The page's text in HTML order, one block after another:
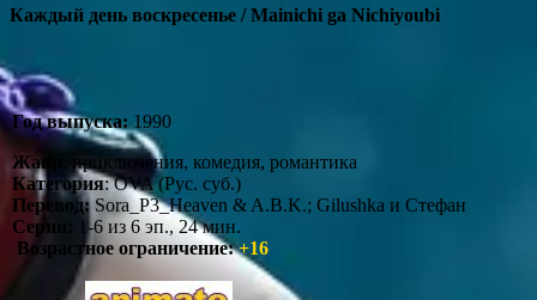
Каждый день воскресенье / Mainichi ga Nichiyoubi
Год выпуска: 1990
Жанр
: приключения, комедия, романтика
Категория: OVA (Рус. суб.)
Перевод:Sora_P3_Heaven & A.B.K.; Gilushka и Стефан
Серии:
1-6 из 6 эп., 24 мин.
Возрастное ограничение:+16